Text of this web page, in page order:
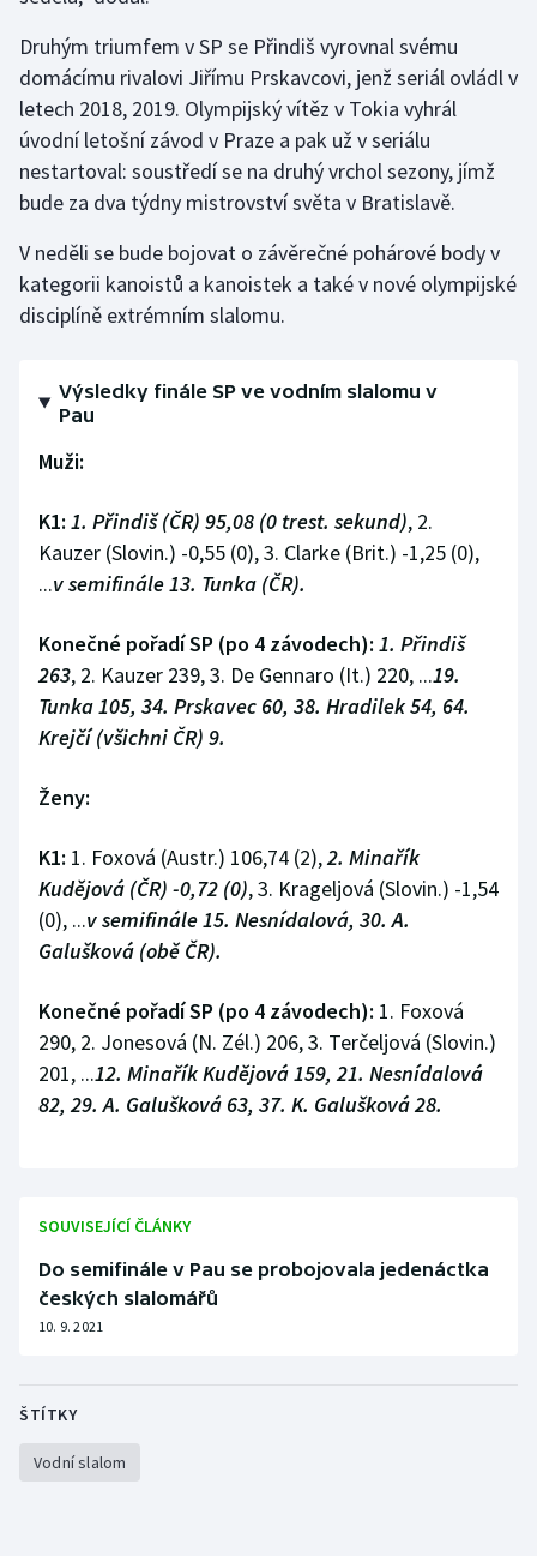
Druhým triumfem v SP se Přindiš vyrovnal svému
domácímu rivalovi Jiřímu Prskavcovi, jenž seriál ovládl v
letech 2018, 2019. Olympijský vítěz v Tokia vyhrál
úvodní letošní závod v Praze a pak už v seriálu
nestartoval: soustředí se na druhý vrchol sezony, jímž
bude za dva týdny mistrovství světa v Bratislavě.
V neděli se bude bojovat o závěrečné pohárové body v
kategorii kanoistů a kanoistek a také v nové olympijské
disciplíně extrémním slalomu.
Výsledky finále SP ve vodním slalomu v
Pau
Muži:
K1: 1. Přindiš (ČR) 95,08 (0 trest. sekund), 2.
Kauzer (Slovin.) -0,55 (0), 3. Clarke (Brit.) -1,25 (0),
...v semifinále 13. Tunka (ČR).
Konečné pořadí SP (po 4 závodech): 1. Přindiš
263, 2. Kauzer 239, 3. De Gennaro (It.) 220, ...19.
Tunka 105, 34. Prskavec 60, 38. Hradilek 54, 64.
Krejčí (všichni ČR) 9.
Ženy:
K1: 1. Foxová (Austr.) 106,74 (2),2. Minařík
Kudějová (ČR) -0,72 (0), 3. Krageljová (Slovin.) -1,54
(0), ...v semifinále 15. Nesnídalová, 30. A.
Galušková (obě ČR).
Konečné pořadí SP (po 4 závodech): 1. Foxová
290, 2. Jonesová (N. Zél.) 206, 3. Terčeljová (Slovin.)
201, ...12. Minařík Kudějová 159, 21. Nesnídalová
82, 29. A. Galušková 63, 37. K. Galušková 28.
SOUVISEJÍCÍ ČLÁNKY
Do semifinále v Pau se probojovala jedenáctka
českých slalomářů
10. 9. 2021
ŠTÍTKY
Vodní slalom